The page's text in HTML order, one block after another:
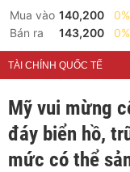
Mua vào 140,200
0%
Bán ra
143,200 0%
TÀI CHÍNH QUỐC TẾ
Mỹ vui mừng
đáy biển hồ,
mức có thể